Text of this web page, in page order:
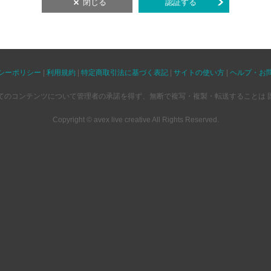
閉じる 認証する
ーポリシー 利用規約 特定商取引法に基づく表記 サイトの使い方 ヘルプ・お
のコンテンツについて管理者の承諾を得ず、無断で複写・複製・転送することは
Copyright © avex live creative All Rights Reserved.